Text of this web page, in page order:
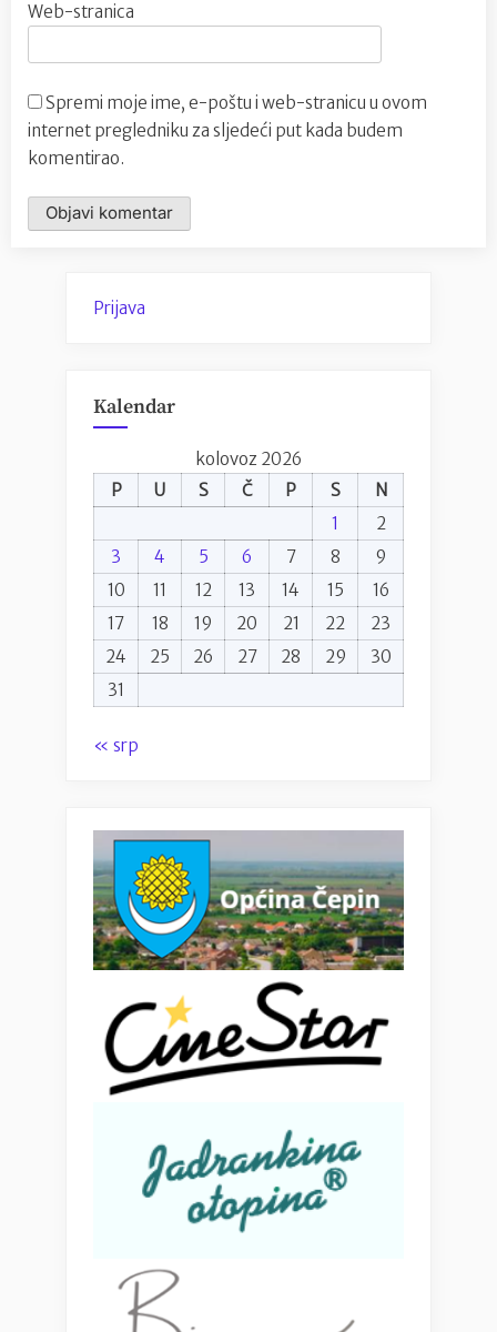
Web-stranica
Spremi moje ime, e-poštu i web-stranicu u ovom
internet pregledniku za sljedeći put kada budem
komentirao.
Prijava
Kalendar
kolovoz 2026
P
U S Č P S
N
1
2
3
4 5 6 7 8
9
10
11 12 13 14 15
16
17
18 19 20 21 22
23
24
25 26 27 28 29
30
31
« srp